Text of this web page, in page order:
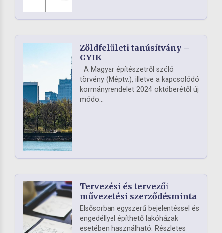
Zöldfelületi tanúsítvány –
GYIK
A Magyar építészetről szóló
törvény (Méptv.), illetve a kapcsolódó
kormányrendelet 2024 októberétől új
módo...
Tervezési és tervezői
művezetési szerződésminta
Elsősorban egyszerű bejelentéssel és
engedéllyel építhető lakóházak
esetében használható. Részletes